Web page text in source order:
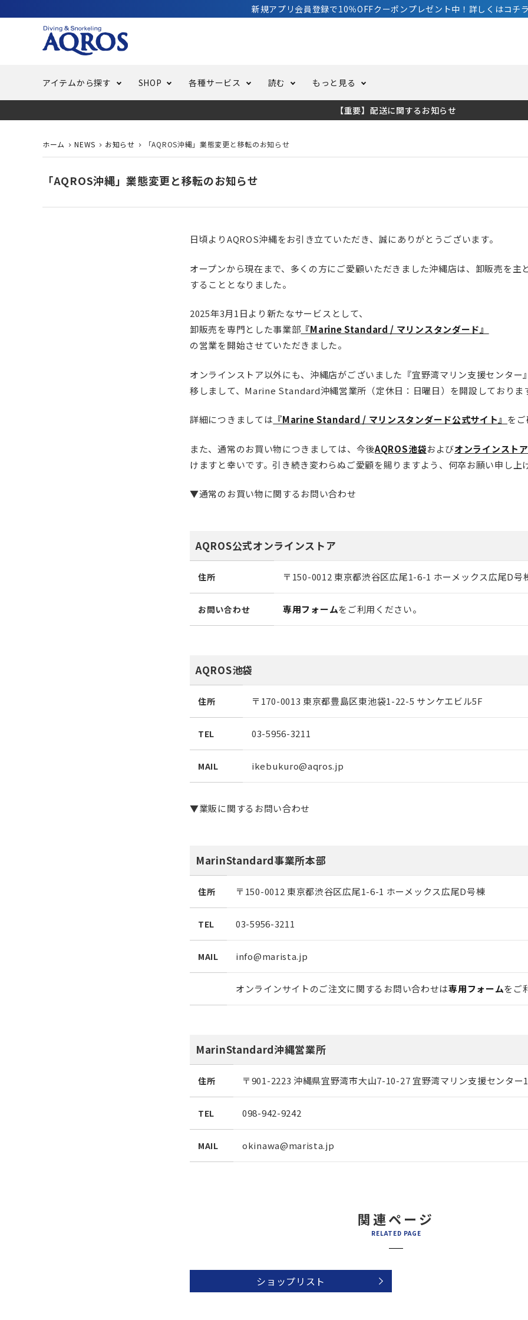
新規アプリ会員登録で10％OFFクーポンプレゼント中！詳しくはコチ
アイテムから探す
スイミング サーフ
店舗限定商品
SHOP 各種サービス 読む もっと見る
【重要】配送に関するお知らせ
ホーム NEWS お知らせ 「AQROS沖縄」業態変更と移転のお知らせ
「AQROS沖縄」業態変更と移転のお知らせ
日頃よりAQROS沖縄をお引き立ていただき、誠にありがとうございます。
オープンから現在まで、多くの方にご愛顧いただきました沖縄店は、卸販売を主
することとなりました。
2025年3月1日より新たなサービスとして、
卸販売を専門とした事業部 『Marine Standard / マリンスタンダード』
の営業を開始させていただきました。
オンラインストア以外にも、沖縄店がございました『宜野湾マリン支援センター
移しまして、Marine Standard沖縄営業所（定休日：日曜日）を開設しておりま
詳細につきましては 『Marine Standard / マリンスタンダード公式サイト』 を
また、通常のお買い物につきましては、今後AQROS池袋およびオンラインストア
けますと幸いです。引き続き変わらぬご愛顧を賜りますよう、何卒お願い申し上
▼通常のお買い物に関するお問い合わせ
AQROS公式オンラインストア
住所 〒150-0012 東京都渋谷区広尾1-6-1 ホーメックス広尾D号
お問い合わせ 専用フォームをご利用ください。
AQROS池袋
住所 〒170-0013 東京都豊島区東池袋1-22-5 サンケエビル5F
TEL 03-5956-3211
MAIL ikebukuro@aqros.jp
▼業販に関するお問い合わせ
MarinStandard事業所本部
住所 〒150-0012 東京都渋谷区広尾1-6-1 ホーメックス広尾D号棟
TEL 03-5956-3211
MAIL info@marista.jp
オンラインサイトのご注文に関するお問い合わせは専用フォームをご
MarinStandard沖縄営業所
住所 〒901-2223 沖縄県宜野湾市大山7-10-27 宜野湾マリン支援センター
TEL 098-942-9242
MAIL okinawa@marista.jp
関連ページ
RELATED PAGE
ショップリスト